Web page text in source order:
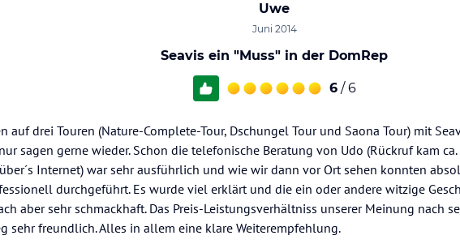
Uwe
Juni 2014
Seavis ein "Muss" in der DomRep
6 / 6
auf drei Touren (Nature-Complete-Tour, Dschungel Tour und Saona Tour) mit
sagen gerne wieder. Schon die telefonische Beratung von Udo (Rückruf kam
Internet) war sehr ausführlich und wie wir dann vor Ort sehen konnten
durchgeführt. Es wurde viel erklärt und die ein oder andere witzige
aber sehr schmackhaft. Das Preis-Leistungsverhältniss unserer Meinung nach
sehr freundlich. Alles in allem eine klare Weiterempfehlung.